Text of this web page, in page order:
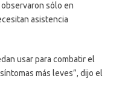
sólo en
asistencia
usar para combatir el
más leves”, dijo el